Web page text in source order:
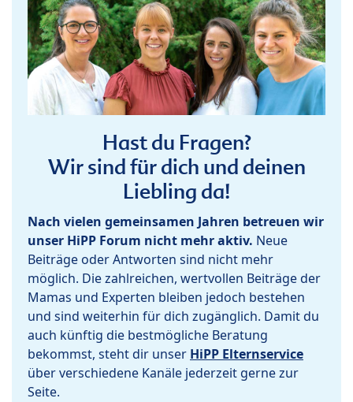
Hast du Fragen?
Wir sind für dich und deinen
Liebling da!
Nach vielen gemeinsamen Jahren betreuen wir
unser HiPP Forum nicht mehr aktiv. Neue
Beiträge oder Antworten sind nicht mehr
möglich. Die zahlreichen, wertvollen Beiträge der
Mamas und Experten bleiben jedoch bestehen
und sind weiterhin für dich zugänglich. Damit du
auch künftig die bestmögliche Beratung
bekommst, steht dir unser HiPP Elternservice
über verschiedene Kanäle jederzeit gerne zur
Seite.